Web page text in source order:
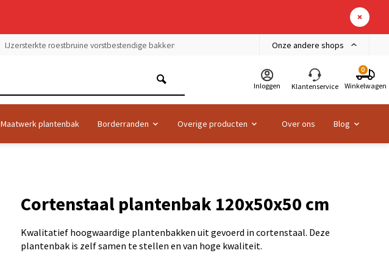
IJzersterkte roestbruine vorstbestendige bakken Onze andere shops
Inloggen Klantenservice
0
Winkelwagen
Maatwerk plantenbak Borderranden Overige producten Over ons Blog
Cortenstaal plantenbak 120x50x50 cm
Kwalitatief hoogwaardige plantenbakken uit gevoerd in cortenstaal. Deze
plantenbak is zelf samen te stellen en van hoge kwaliteit.